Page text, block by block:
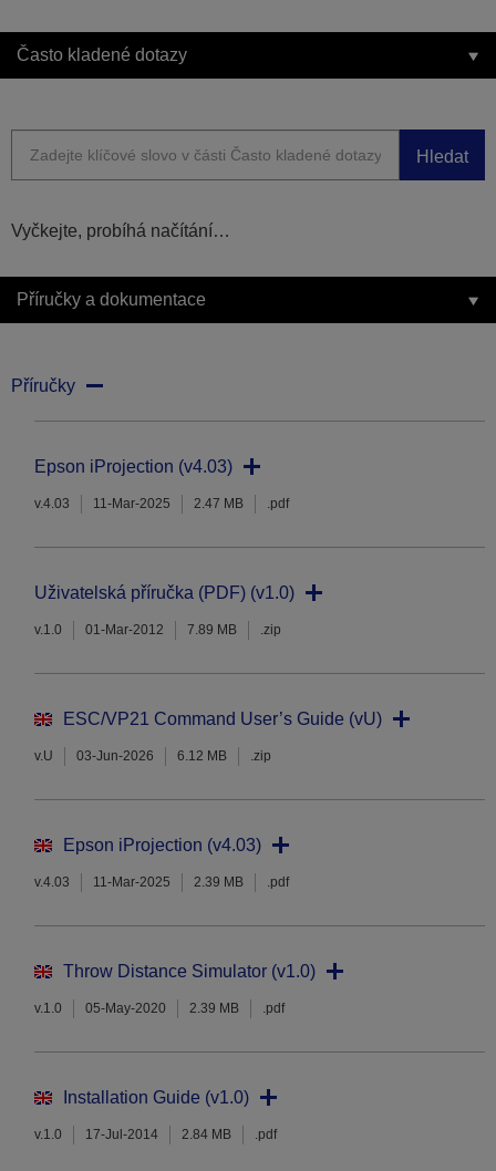
Často kladené dotazy
Hledat
Vyčkejte, probíhá načítání…
Příručky a dokumentace
Příručky
Epson iProjection (v4.03)
v.4.03 11-Mar-2025 2.47 MB .pdf
Uživatelská příručka (PDF) (v1.0)
v.1.0 01-Mar-2012 7.89 MB .zip
ESC/VP21 Command User’s Guide (vU)
v.U 03-Jun-2026 6.12 MB .zip
Epson iProjection (v4.03)
v.4.03 11-Mar-2025 2.39 MB .pdf
Throw Distance Simulator (v1.0)
v.1.0 05-May-2020 2.39 MB .pdf
Installation Guide (v1.0)
v.1.0 17-Jul-2014 2.84 MB .pdf